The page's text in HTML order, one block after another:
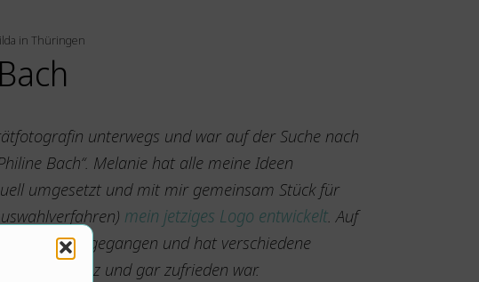
in Thüringen
unterwegs und war auf der Suche nach
Bach“. Melanie hat alle meine Ideen
umgesetzt und mit mir gemeinsam Stück für
mein jetziges Logo entwickelt. Auf
ist sie eingegangen und hat verschiedene
bis ich ganz und gar zufrieden war.